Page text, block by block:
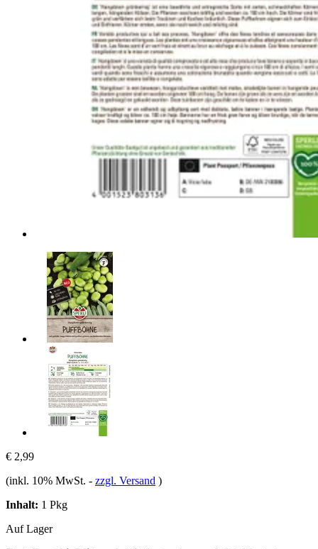
€ 2,99
(inkl. 10% MwSt. - zzgl. Versand )
Inhalt: 1 Pkg
Auf Lager